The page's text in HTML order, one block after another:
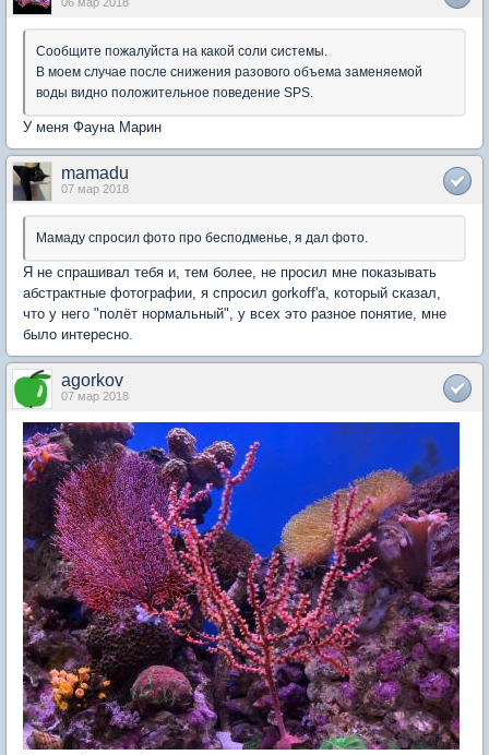
Сообщите пожалуйста на какой соли системы.
В моем случае после снижения разового объема заменяемой
воды видно положительное поведение SPS.
У меня Фауна Марин
mamadu
07 мар 2018
Мамаду спросил фото про бесподменье, я дал фото.
Я не спрашивал тебя и, тем более, не просил мне показывать
абстрактные фотографии, я спросил gorkoff'a, который сказал,
что у него "полёт нормальный", у всех это разное понятие, мне
было интересно.
agorkov
07 мар 2018